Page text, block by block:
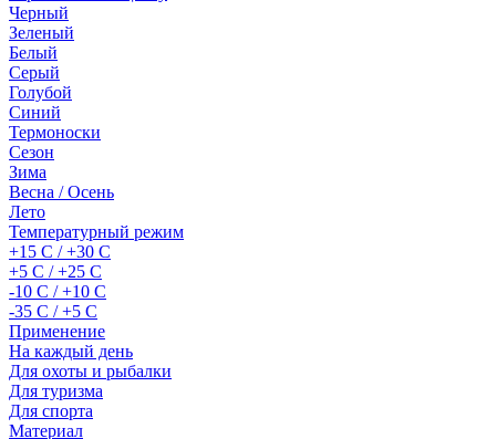
Черный
Зеленый
Белый
Серый
Голубой
Синий
Термоноски
Сезон
Зима
Весна / Осень
Лето
Температурный режим
+15 С / +30 С
+5 С / +25 С
-10 С / +10 С
-35 С / +5 С
Применение
На каждый день
Для охоты и рыбалки
Для туризма
Для спорта
Материал